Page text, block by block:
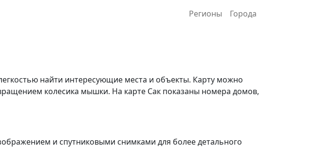
Регионы Города
найти интересующие места и объекты. Карту можно
колесика мышки. На карте Сак показаны номера домов,
и спутниковыми снимками для более детального